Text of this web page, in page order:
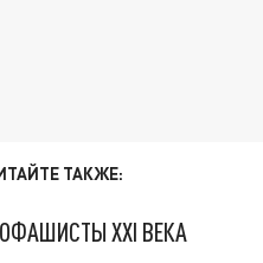
ТАКЖЕ:
XXI ВЕКА